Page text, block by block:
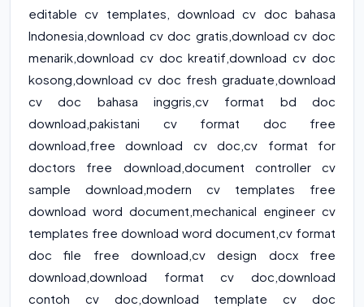
editable cv templates , download cv doc bahasa
Indonesia,download cv doc gratis,download cv doc
menarik,download cv doc kreatif,download cv doc
kosong,download cv doc fresh graduate,download
cv doc bahasa inggris,cv format bd doc
download,pakistani cv format doc free
download,free download cv doc,cv format for
doctors free download,document controller cv
sample download,modern cv templates free
download word document,mechanical engineer cv
templates free download word document,cv format
doc file free download,cv design docx free
download,download format cv doc,download
contoh cv doc,download template cv doc